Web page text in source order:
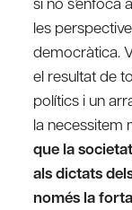
les
democràtica.
el resultat de
polítics i un
la necessitem
que la
als dictats
només la